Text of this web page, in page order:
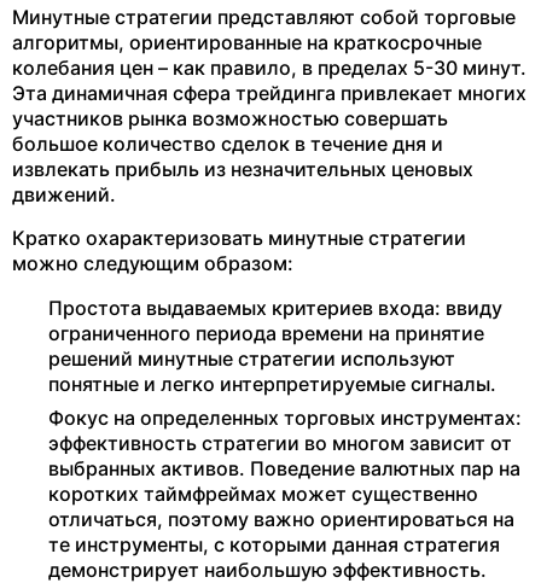
Минутные стратегии представляют собой торговые
алгоритмы, ориентированные на краткосрочные
колебания цен – как правило, в пределах 5-30 минут.
Эта динамичная сфера трейдинга привлекает многих
участников рынка возможностью совершать
большое количество сделок в течение дня и
извлекать прибыль из незначительных ценовых
движений.
Кратко охарактеризовать минутные стратегии
можно следующим образом:
Простота выдаваемых критериев входа: ввиду
ограниченного периода времени на принятие
решений минутные стратегии используют
понятные и легко интерпретируемые сигналы.
Фокус на определенных торговых инструментах:
эффективность стратегии во многом зависит от
выбранных активов. Поведение валютных пар на
коротких таймфреймах может существенно
отличаться, поэтому важно ориентироваться на
те инструменты, с которыми данная стратегия
демонстрирует наибольшую эффективность.